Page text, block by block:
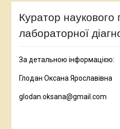
Куратор наукового
лабораторної
За детальною інформацією:
Глодан Оксана Ярославівна
glodan.oksana@gmail.com